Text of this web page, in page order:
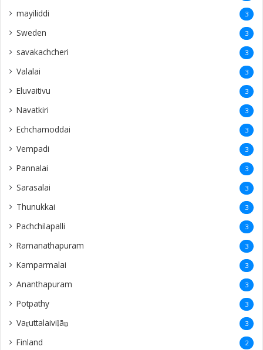
mayiliddi 3
Sweden 3
savakachcheri 3
Valalai 3
Eluvaitivu 3
Navatkiri 3
Echchamoddai 3
Vempadi 3
Pannalai 3
Sarasalai 3
Thunukkai 3
Pachchilapalli 3
Ramanathapuram 3
Kamparmalai 3
Ananthapuram 3
‎Potpathy 3
Vaṟuttalaiviḷāṉ 3
Finland 2